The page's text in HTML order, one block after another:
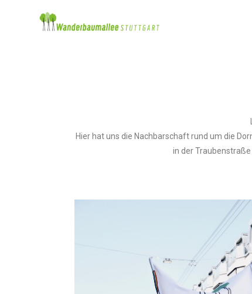
Hier hat uns die Nachbarschaft rund um die
in der